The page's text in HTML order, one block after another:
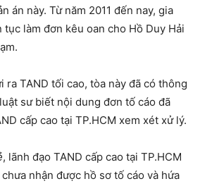
án này. Từ năm 2011 đến nay, gia
làm đơn kêu oan cho Hồ Duy Hải
ra TAND tối cao, tòa này đã có thông
sư biết nội dung đơn tố cáo đã
cấp cao tại TP.HCM xem xét xử lý.
, lãnh đạo TAND cấp cao tại TP.HCM
nhận được hồ sơ tố cáo và hứa